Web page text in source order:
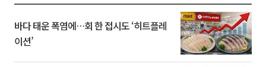
바다 태운 폭염에…회 한 접시도 ‘히트플레
이션’